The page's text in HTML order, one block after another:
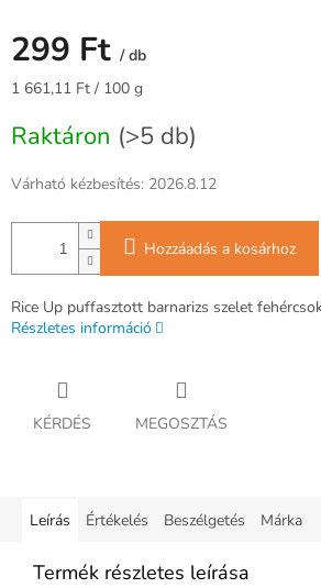
299 Ft / db
Egységár:
1 661,11 Ft / 100 g
Raktáron (>5 db)
Várható kézbesítés: 2026.8.12
Hozzáadás a kosárhoz
Rice Up puffasztott barnarizs szelet
Részletes információ
KÉRDÉS MEGOSZTÁS
Leírás Értékelés Beszélgetés Márka
Termék részletes leírása